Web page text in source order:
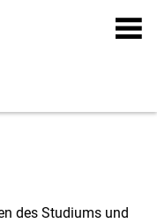
des Studiums und